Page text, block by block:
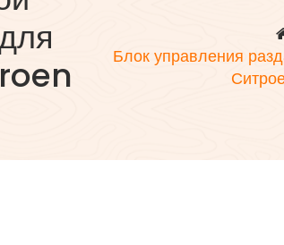
Блок управления